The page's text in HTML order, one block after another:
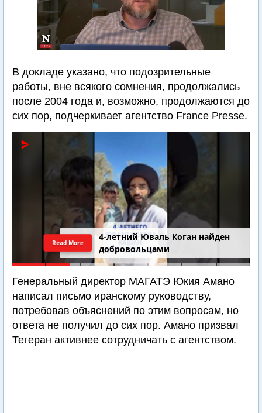
В докладе указано, что подозрительные
работы, вне всякого сомнения, продолжались
после 2004 года и, возможно, продолжаются до
сих пор, подчеркивает агентство France Presse.
4-летний Юваль Коган найден
добровольцами
Read More
Генеральный директор МАГАТЭ Юкия Амано
написал письмо иранскому руководству,
потребовав объяснений по этим вопросам, но
ответа не получил до сих пор. Амано призвал
Тегеран активнее сотрудничать с агентством.